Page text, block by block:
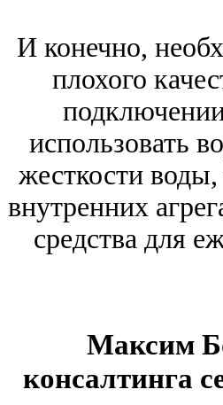
И конечно,
плохого
использовать
жесткости
внутренних
средства для
Максим
консалтинга